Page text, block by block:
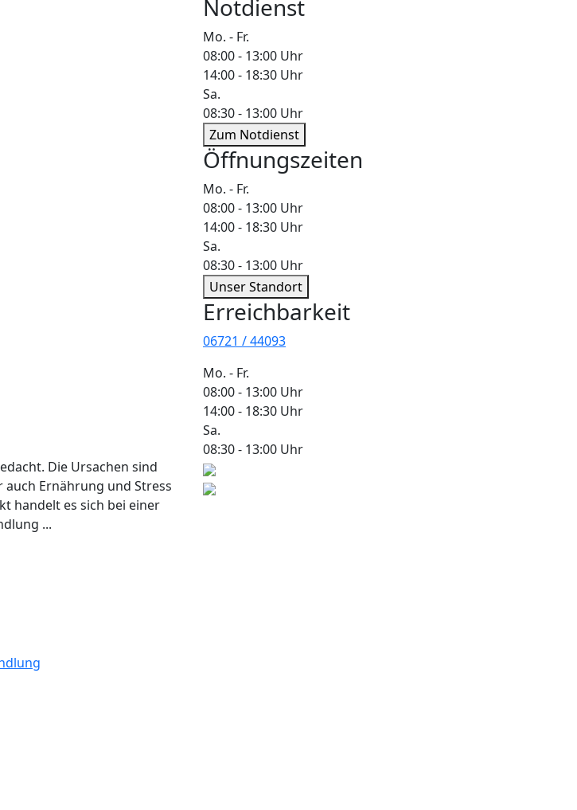
Die Ursachen sind
Ernährung und Stress
handelt es sich bei einer
...
Notdienst
Mo. - Fr.
08:00 - 13:00 Uhr
14:00 - 18:30 Uhr
Sa.
08:30 - 13:00 Uhr
Zum Notdienst
Öffnungszeiten
Mo. - Fr.
08:00 - 13:00 Uhr
14:00 - 18:30 Uhr
Sa.
08:30 - 13:00 Uhr
Unser Standort
Erreichbarkeit
06721 / 44093
Mo. - Fr.
08:00 - 13:00 Uhr
14:00 - 18:30 Uhr
Sa.
08:30 - 13:00 Uhr